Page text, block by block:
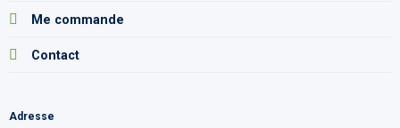
Me commande
Contact
Adresse